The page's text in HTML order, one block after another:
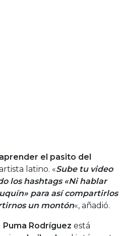
el pasito del
latino. «Sube tu video
los hashtags «Ni hablar
para así compartirlos
un montón«, añadió.
Puma Rodríguez está